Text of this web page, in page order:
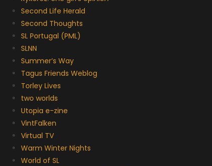
Second Life Herald
Second Thoughts
SL Portugal (PML)
SLNN
Summer’s Way
Tagus Friends Weblog
Torley Lives
two worlds
Utopia e-zine
VintFalken
Virtual TV
Warm Winter Nights
World of SL